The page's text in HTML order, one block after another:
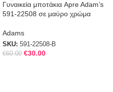
Γυναικεία μποτάκια Apre Adam’s
591-22508 σε μαύρο χρώμα
Adams
SKU: 591-22508-B
€60.00 €30.00